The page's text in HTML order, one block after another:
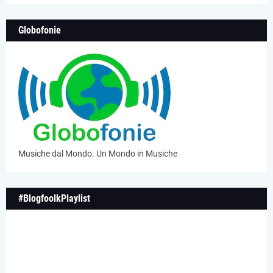
Globofonie
Musiche dal Mondo. Un Mondo in Musiche
#BlogfoolkPlaylist